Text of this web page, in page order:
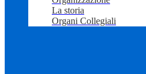
La storia
Organi Collegiali